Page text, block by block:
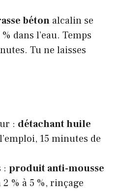
béton alcalin se
dans l’eau. Temps
Tu ne laisses
: détachant huile
15 minutes de
: produit anti-mousse
% à 5 %, rinçage